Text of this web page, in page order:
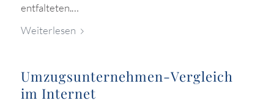
entfalteten.…
Weiterlesen
Umzugsunternehmen-Vergleich
im Internet